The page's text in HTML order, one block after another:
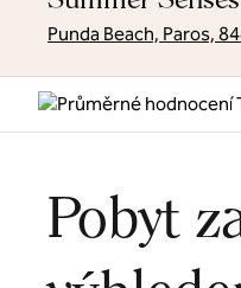
Punda Beach, Paros,
Pobyt